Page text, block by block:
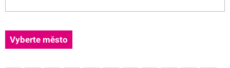
Vyberte město